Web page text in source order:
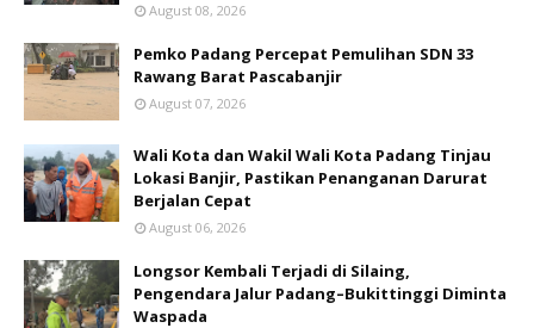
August 08, 2026
Pemko Padang Percepat Pemulihan SDN 33
Rawang Barat Pascabanjir
August 07, 2026
Wali Kota dan Wakil Wali Kota Padang Tinjau
Lokasi Banjir, Pastikan Penanganan Darurat
Berjalan Cepat
August 06, 2026
Longsor Kembali Terjadi di Silaing,
Pengendara Jalur Padang–Bukittinggi Diminta
Waspada